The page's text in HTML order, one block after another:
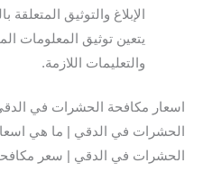
الإبلاغ والتوثيق
يتعين توثيق المعلومات
والتعليمات اللازمة.
اسعار مكافحة الحشرات في
الحشرات في الدقي | ما هي
الحشرات في الدقي | سعر